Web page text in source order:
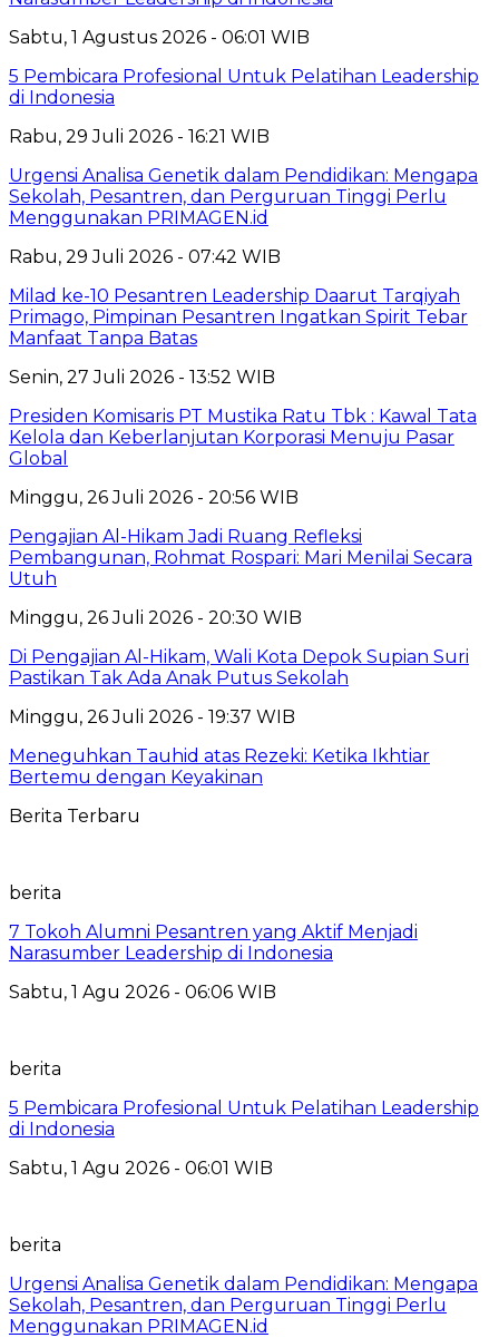
Sabtu, 1 Agustus 2026 - 06:01 WIB
5 Pembicara Profesional Untuk Pelatihan Leadership
di Indonesia
Rabu, 29 Juli 2026 - 16:21 WIB
Urgensi Analisa Genetik dalam Pendidikan: Mengapa
Sekolah, Pesantren, dan Perguruan Tinggi Perlu
Menggunakan PRIMAGEN.id
Rabu, 29 Juli 2026 - 07:42 WIB
Milad ke-10 Pesantren Leadership Daarut Tarqiyah
Primago, Pimpinan Pesantren Ingatkan Spirit Tebar
Manfaat Tanpa Batas
Senin, 27 Juli 2026 - 13:52 WIB
Presiden Komisaris PT Mustika Ratu Tbk : Kawal Tata
Kelola dan Keberlanjutan Korporasi Menuju Pasar
Global
Minggu, 26 Juli 2026 - 20:56 WIB
Pengajian Al-Hikam Jadi Ruang Refleksi
Pembangunan, Rohmat Rospari: Mari Menilai Secara
Utuh
Minggu, 26 Juli 2026 - 20:30 WIB
Di Pengajian Al-Hikam, Wali Kota Depok Supian Suri
Pastikan Tak Ada Anak Putus Sekolah
Minggu, 26 Juli 2026 - 19:37 WIB
Meneguhkan Tauhid atas Rezeki: Ketika Ikhtiar
Bertemu dengan Keyakinan
Berita Terbaru
berita
7 Tokoh Alumni Pesantren yang Aktif Menjadi
Narasumber Leadership di Indonesia
Sabtu, 1 Agu 2026 - 06:06 WIB
berita
5 Pembicara Profesional Untuk Pelatihan Leadership
di Indonesia
Sabtu, 1 Agu 2026 - 06:01 WIB
berita
Urgensi Analisa Genetik dalam Pendidikan: Mengapa
Sekolah, Pesantren, dan Perguruan Tinggi Perlu
Menggunakan PRIMAGEN.id